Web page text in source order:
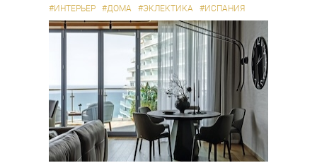
#ИНТЕРЬЕР #ДОМА #ЭКЛЕКТИКА #ИСПАНИЯ